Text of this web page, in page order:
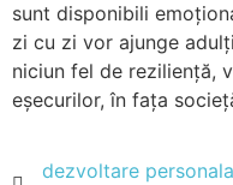
sunt disponibili
zi cu zi vor ajunge
niciun fel de reziliență,
eșecurilor, în fața
dezvoltare personala